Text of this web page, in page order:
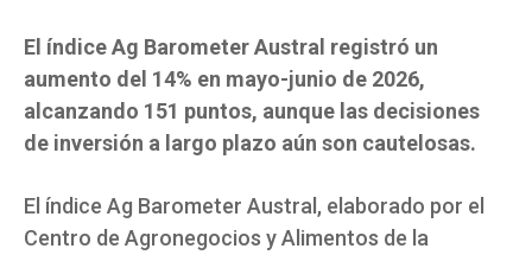
El índice Ag Barometer Austral registró un
aumento del 14% en mayo-junio de 2026,
alcanzando 151 puntos, aunque las decisiones
de inversión a largo plazo aún son cautelosas.
El índice Ag Barometer Austral, elaborado por el
Centro de Agronegocios y Alimentos de la